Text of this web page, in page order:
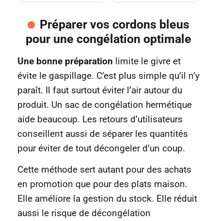
Préparer vos cordons bleus
pour une congélation optimale
Une bonne préparation limite le givre et
évite le gaspillage. C’est plus simple qu’il n’y
paraît. Il faut surtout éviter l’air autour du
produit. Un sac de congélation hermétique
aide beaucoup. Les retours d’utilisateurs
conseillent aussi de séparer les quantités
pour éviter de tout décongeler d’un coup.
Cette méthode sert autant pour des achats
en promotion que pour des plats maison.
Elle améliore la gestion du stock. Elle réduit
aussi le risque de décongélation